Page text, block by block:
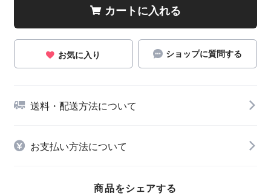
カートに入れる
お気に入り ショップに質問する
送料・配送方法について
お支払い方法について
商品をシェアする